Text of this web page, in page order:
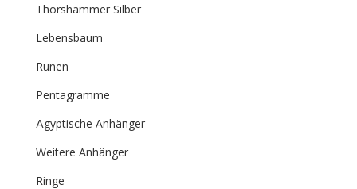
Thorshammer Silber
Lebensbaum
Runen
Pentagramme
Ägyptische Anhänger
Weitere Anhänger
Ringe